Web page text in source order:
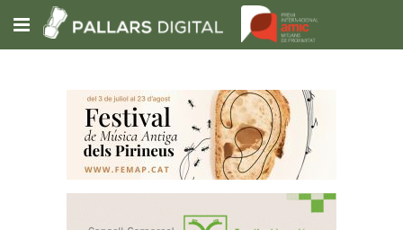
Subscriu-t'hi
Portada